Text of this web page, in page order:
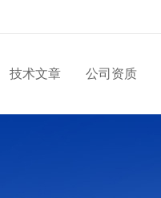
技术文章 公司资质